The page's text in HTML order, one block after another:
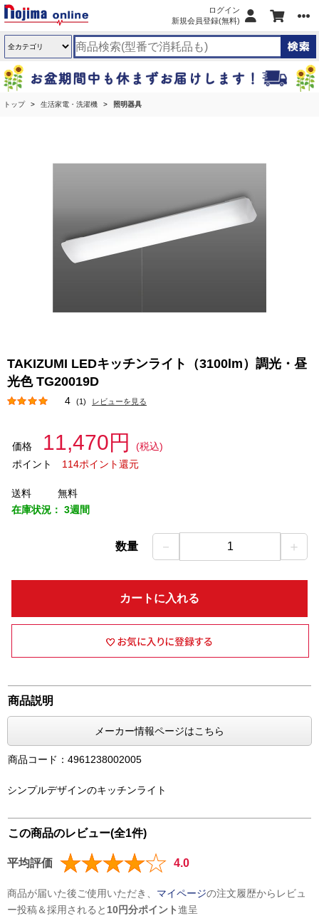
ログイン
新規会員登録(無料)
トップ 生活家電・洗濯機 照明器具
TAKIZUMI LEDキッチンライト（3100lm）調光・昼
光色 TG20019D
4 (1) レビューを見る
価格 11,470円
(税込)
ポイント
114ポイント還元
送料
無料
在庫状況： 3週間
数量 － 1 ＋
カートに入れる
商品説明
メーカー情報ページはこちら
商品コード：4961238002005
シンプルデザインのキッチンライト
この商品のレビュー(全1件)
平均評価 4.0
商品が届いた後ご使用いただき、 マイページの注文履歴からレビュ
ー投稿＆採用されると 10円分ポイント進呈